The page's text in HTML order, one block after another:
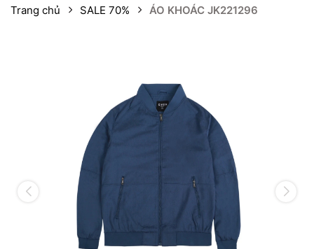
Trang chủ SALE 70% ÁO KHOÁC JK221296